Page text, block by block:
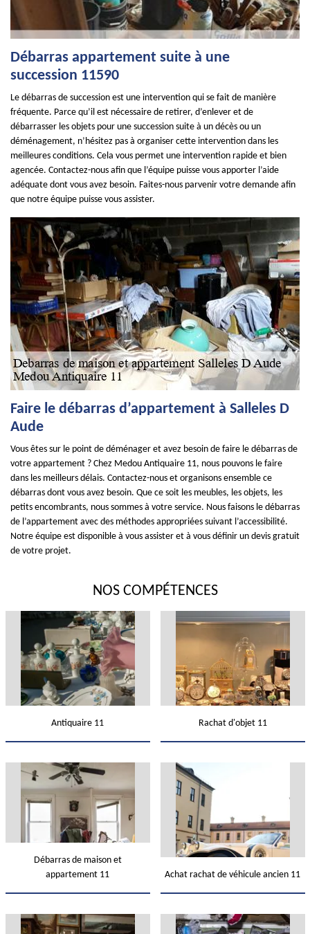
Débarras appartement suite à une
succession 11590
Le débarras de succession est une intervention qui se fait de manière
fréquente. Parce qu’il est nécessaire de retirer, d’enlever et de
débarrasser les objets pour une succession suite à un décès ou un
déménagement, n’hésitez pas à organiser cette intervention dans les
meilleures conditions. Cela vous permet une intervention rapide et bien
agencée. Contactez-nous afin que l’équipe puisse vous apporter l’aide
adéquate dont vous avez besoin. Faites-nous parvenir votre demande afin
que notre équipe puisse vous assister.
Faire le débarras d’appartement à Salleles D
Aude
Vous êtes sur le point de déménager et avez besoin de faire le débarras de
votre appartement ? Chez Medou Antiquaire 11, nous pouvons le faire
dans les meilleurs délais. Contactez-nous et organisons ensemble ce
débarras dont vous avez besoin. Que ce soit les meubles, les objets, les
petits encombrants, nous sommes à votre service. Nous faisons le débarras
de l’appartement avec des méthodes appropriées suivant l’accessibilité.
Notre équipe est disponible à vous assister et à vous définir un devis gratuit
de votre projet.
NOS COMPÉTENCES
Antiquaire 11 Rachat d'objet 11
Débarras de maison et
appartement 11
Achat rachat de véhicule ancien 11